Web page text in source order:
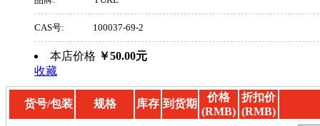
CAS号: 100037-69-2
本店价格 ￥50.00元
收藏
货号/包装 规格 库存 到货期
价格
(RMB)
折扣价
(RMB)